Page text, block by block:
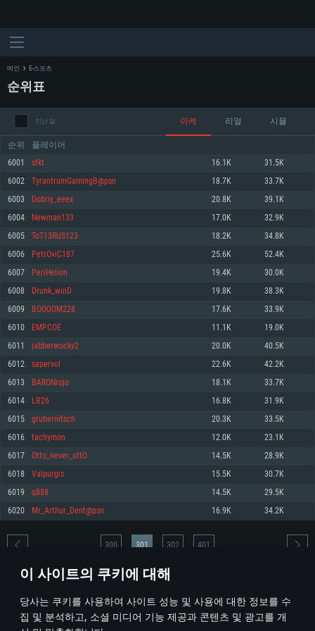
이 사이트의 쿠키에 대해
당사는 쿠키를 사용하여 사이트 성능 및 사용에 대한 정보를 수
집 및 분석하고, 소셜 미디어 기능 제공과 콘텐츠 및 광고를 개
최소사양
운영체제: Windows 10 (64 bit)
프로세서: 2.2 GHz 듀얼코어 이상
메모리: 4GB
그래픽 카드: DirectX 11 이상을 지원하는 AMD Radeon 77XX / NVIDIA
GeForce GT 660. 최소 사양 해상도: 720p
네트워크: 브로드밴드 인터넷
여유 저장 공간: 22.1 GB (최소 클라이언트)
권장 사양
570 혹은 그 이상
여유 저장 공간: 62.2 GB (전체 클라이언트)
최소사양
운영체제: Mac OS Big Sur 11.0
프로세서: 최소 2.2 GHz의 Core i5 (Intel Xeon 은 지원하지 않습니다)
메모리: 6 GB
그래픽 카드: Metal 을 지원하는 Intel Iris Pro 5200 (Mac), 혹은 이와 비슷한 성
능을 가지는 Mac 버전의 AMD/Nvidia. 최소 해상도: 720p
네트워크: 브로드밴드 인터넷
여유 저장 공간: 22.1 GB (최소 클라이언트)
권장 사양
네트워크: 브로드밴드 인터넷
여유 저장 공간: 62.2 GB (전체 클라이언트)
최소사양
운영체제: 64bit Linux 중 최신 버전
프로세서: 2.4 GHz 듀얼코어
메모리: 4 GB
그래픽 카드: Vulkan 을 지원하고, 최신 그래픽 드라이버를 지원하는 NVIDIA
660 (6개월 미만) 혹은 그와 동급의 성능을 가지며 최신 그래픽 드라이버를 지
원하는 AMD (6개월 미만; 최소사양 지원 해상도 720p)
네트워크: 브로드밴드 인터넷
여유 저장 공간: 22.1 GB (최소 클라이언트)
권장 사양
운영체제: Ubuntu 20.04 64bit
프로세서: Intel Core i7
메모리: 16 GB
그래픽 카드: Vulkan 을 지원하고, 최신 그래픽 드라이버를 지원하는 NVIDIA
1060 (6개월 미만) 혹은 그와 동급의 성능을 가지며 최신 그래픽 드라이버를
지원하는 AMD RX 570 (6개월 미만; 최소사양 지원 해상도 720p) 이상
여유 저장 공간: 62.2 GB (전체 클라이언트)
메인 E-스포츠
순위표
지난 달 아케 리얼 시뮬
순위 플레이어
6001 stkt 16.1K 31.5K
6002 TyrantrumGamingB@psn 18.7K 33.7K
6003 Dobriy_eeex 20.8K 39.1K
6004 Newman133 17.0K 32.9K
6005 ToT13RUS123 18.2K 34.8K
6006 PetrOviC187 25.6K 52.4K
6007 PeriHelion 19.4K 30.0K
6008 Drunk_winD 19.8K 38.3K
6009 BOOOOM228 17.6K 33.9K
6010 EMPCOE 11.1K 19.0K
6011 jabberwocky2 20.0K 40.5K
6012 sapervol 22.6K 42.2K
6013 BARONrojo 18.1K 33.7K
6014 LB26 16.8K 31.9K
6015 grubernitsch 20.3K 33.5K
6016 tachymon 12.0K 23.1K
6017 Otto_never_ottO 14.5K 28.9K
6018 Valpurgis 15.5K 30.7K
6019 q888 14.5K 29.5K
6020 Mr_Arthur_Dent@psn 16.9K 34.2K
* 순위표는 매일 1회 갱신됩니다
300 301 302 401